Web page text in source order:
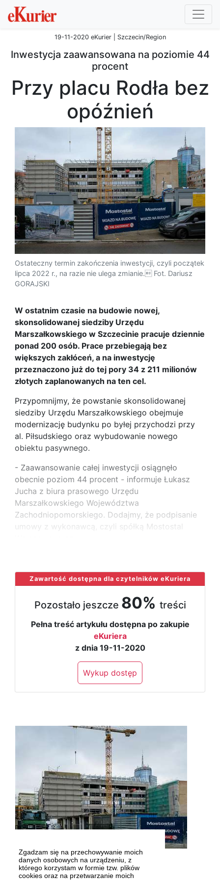
Zgadzam się na przechowywanie moich
danych osobowych na urządzeniu, z
którego korzystam w formie tzw. plików
cookies oraz na przetwarzanie moich
19-11-2020 eKurier | Szczecin/Region
Inwestycja zaawansowana na poziomie 44
procent
Przy placu Rodła bez
opóźnień
Ostateczny termin zakończenia inwestycji, czyli początek
lipca 2022 r., na razie nie ulega zmianie. Fot. Dariusz
GORAJSKI
W ostatnim czasie na budowie nowej,
skonsolidowanej siedziby Urzędu
Marszałkowskiego w Szczecinie pracuje dziennie
ponad 200 osób. Prace przebiegają bez
większych zakłóceń, a na inwestycję
przeznaczono już do tej pory 34 z 211 milionów
złotych zaplanowanych na ten cel.
Przypomnijmy, że powstanie skonsolidowanej
siedziby Urzędu Marszałkowskiego obejmuje
modernizację budynku po byłej przychodzi przy
al. Piłsudskiego oraz wybudowanie nowego
obiektu pasywnego.
- Zaawansowanie całej inwestycji osiągnęło
obecnie poziom 44 procent - informuje Łukasz
Jucha z biura prasowego Urzędu
Marszałkowskiego Województwa
Zachodniopomorskiego. Dodajmy, że podpisanie
umowy z wykonawcą, czyli spółką Mostostal
Zawartość dostępna dla czytelników eKuriera
Pozostało jeszcze 80% treści
Pełna treść artykułu dostępna po zakupie
eKuriera
z dnia 19-11-2020
Wykup dostęp
Fot. Dariusz GORAJSKI